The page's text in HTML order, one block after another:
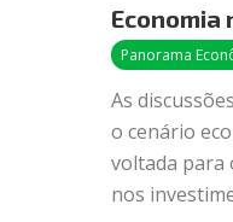
Economia
Panorama
As
o cenário
voltada para
nos
Brasil
Fevereiro
saiba
onde
investir